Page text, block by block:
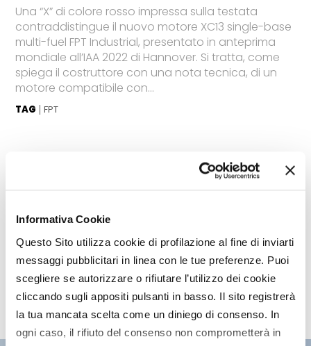
Informativa Cookie
Questo Sito utilizza cookie di profilazione al fine di inviarti
messaggi pubblicitari in linea con le tue preferenze. Puoi
scegliere se autorizzare o rifiutare l’utilizzo dei cookie
cliccando sugli appositi pulsanti in basso. Il sito registrerà
la tua mancata scelta come un diniego di consenso. In
ogni caso, il rifiuto del consenso non comprometterà in
Una “X” di colore rosso impressa sulla testata
contraddistingue il nuovo motore XC13 single-base
multi-fuel FPT Industrial, presentato in anteprima
mondiale all’IAA 2022 di Hannover. Si tratta, come
spiega il costruttore con una nota tecnica, di un
motore compatibile con...
TAG FPT
I PIÙ LETTI
degli ultimi numeri